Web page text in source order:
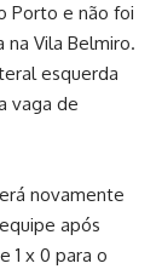
Porto e não foi
Vila Belmiro.
esquerda
vaga de
novamente
após
1 x 0 para o